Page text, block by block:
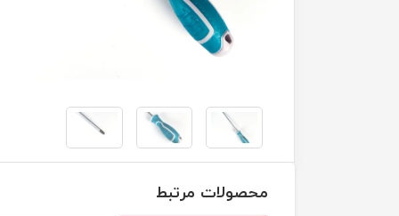
محصولات مرتبط